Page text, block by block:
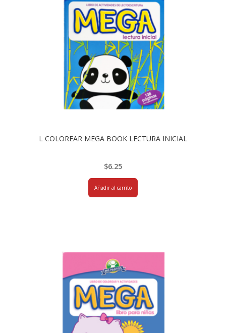
L COLOREAR MEGA BOOK LECTURA INICIAL
$6.25
Añadir al carrito